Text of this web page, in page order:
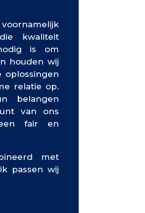
kwaliteit
is om
houden wij
oplossingen
relatie op.
belangen
van ons
fair en
met
passen wij